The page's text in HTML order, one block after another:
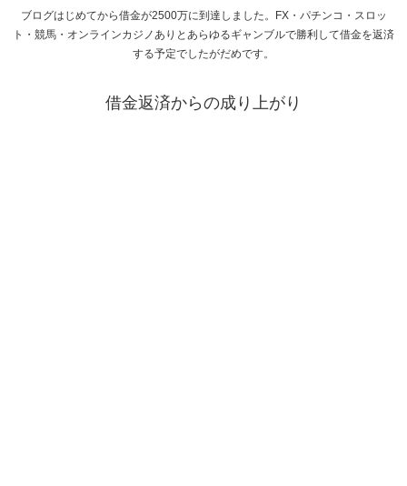
ブログはじめてから借金が2500万に到達しました。FX・パチンコ・スロッ
ト・競馬・オンラインカジノありとあらゆるギャンブルで勝利して借金を返済
する予定でしたがだめです。
借金返済からの成り上がり